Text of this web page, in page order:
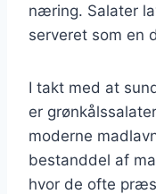
næring. Salater
serveret som en
I takt med at
er
moderne
bestanddel af
hvor de ofte